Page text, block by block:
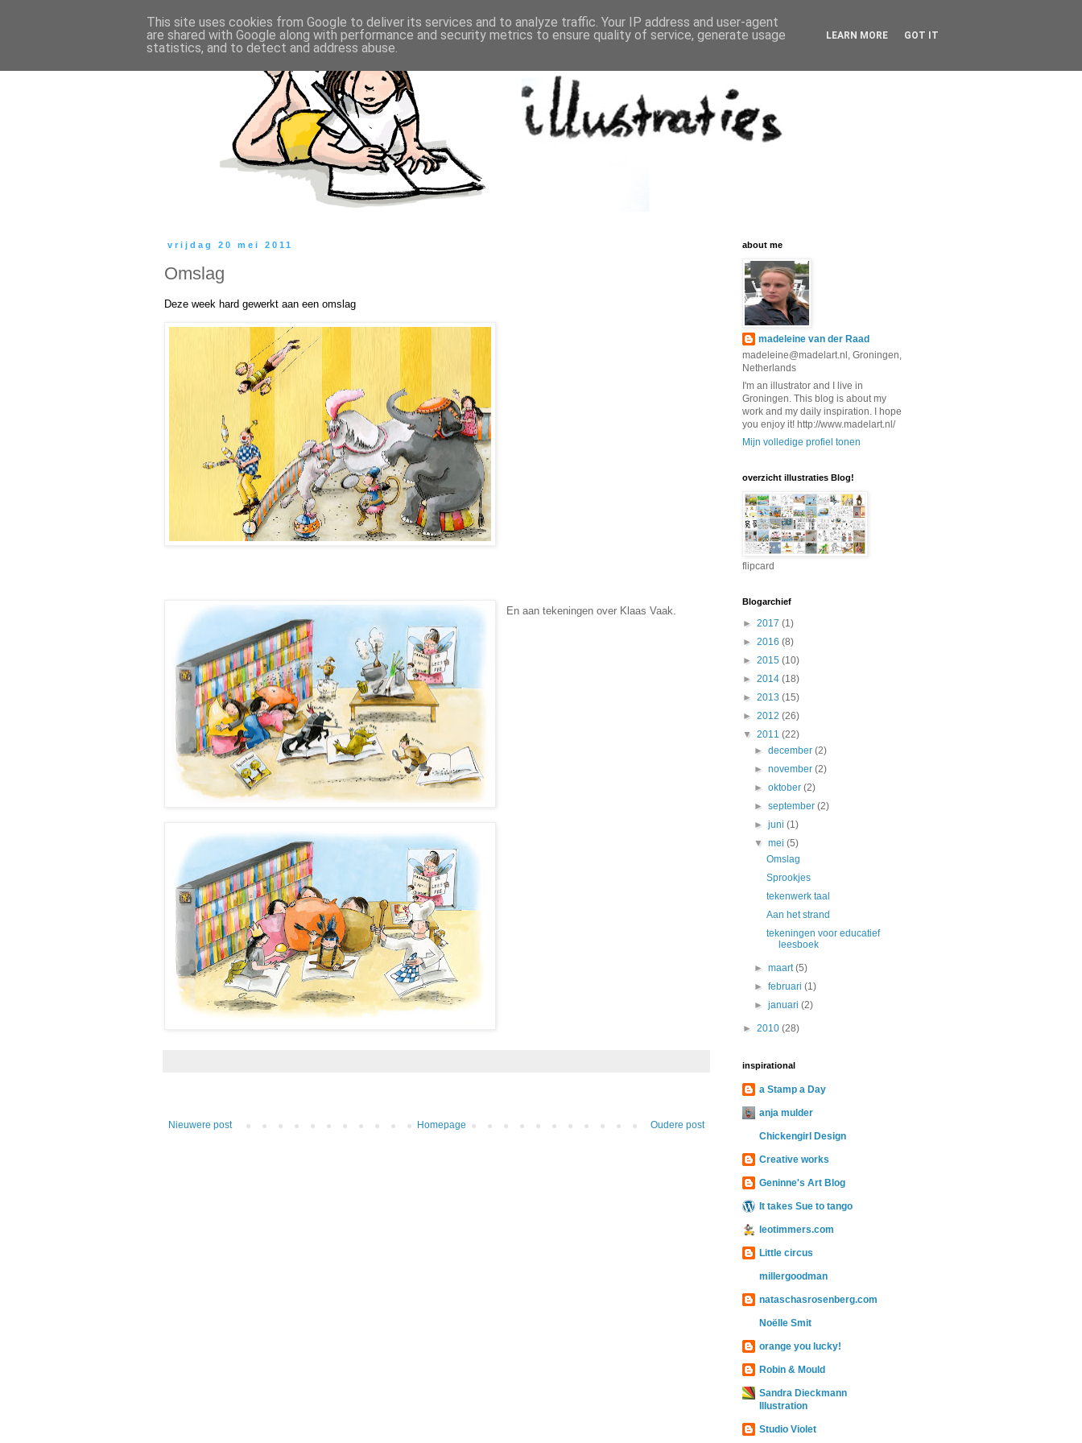
vrijdag 20 mei 2011
Omslag
Deze week hard gewerkt aan een omslag
En aan tekeningen over Klaas Vaak.
Nieuwere post Oudere post
Homepage
about me
madeleine van der Raad
madeleine@madelart.nl, Groningen,
Netherlands
I'm an illustrator and I live in
Groningen. This blog is about my
work and my daily inspiration. I hope
you enjoy it! http://www.madelart.nl/
Mijn volledige profiel tonen
overzicht illustraties Blog!
flipcard
Blogarchief
► 2017 (1)
► 2016 (8)
► 2015 (10)
► 2014 (18)
► 2013 (15)
► 2012 (26)
▼ 2011 (22)
►december(2)
►november(2)
►oktober(2)
►september(2)
►juni(1)
▼mei(5)
Omslag
Sprookjes
tekenwerk taal
Aan het strand
tekeningen voor educatief
leesboek
►maart(5)
►februari(1)
►januari(2)
► 2010 (28)
inspirational
a Stamp a Day
anja mulder
Chickengirl Design
Creative works
Geninne's Art Blog
It takes Sue to tango
leotimmers.com
Little circus
millergoodman
nataschasrosenberg.com
Noëlle Smit
orange you lucky!
Robin & Mould
Sandra Dieckmann
Illustration
Studio Violet
This site uses cookies from Google to deliver its services and to analyze traffic. Your IP address and user-agent
are shared with Google along with performance and security metrics to ensure quality of service, generate usage
statistics, and to detect and address abuse.
LEARN MORE GOT IT